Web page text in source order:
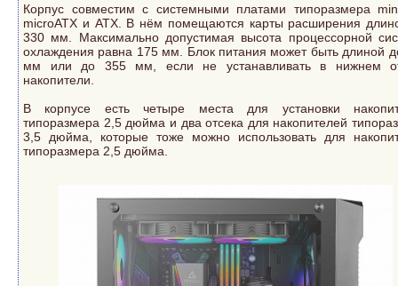
Корпус совместим с системными платами типоразмера
microATX и ATX. В нём помещаются карты расширения
330 мм. Максимально допустимая высота процессорной
охлаждения равна 175 мм. Блок питания может быть длиной
мм или до 355 мм, если не устанавливать в нижнем
накопители.
В корпусе есть четыре места для установки
типоразмера 2,5 дюйма и два отсека для накопителей
3,5 дюйма, которые тоже можно использовать для
типоразмера 2,5 дюйма.